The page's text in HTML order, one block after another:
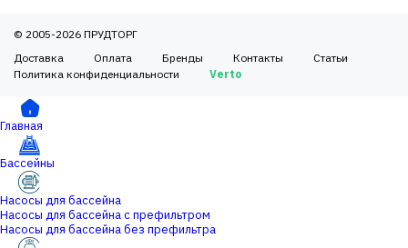
© 2005-2026 ПРУДТОРГ
Доставка
Оплата Бренды Контакты
Статьи
Политика конфиденциальности
Verto
Главная
Бассейны
Насосы для бассейна
Насосы для бассейна с префильтром
Насосы для бассейна без префильтра